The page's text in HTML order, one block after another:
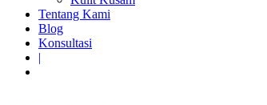
Tentang Kami
Blog
Konsultasi
|